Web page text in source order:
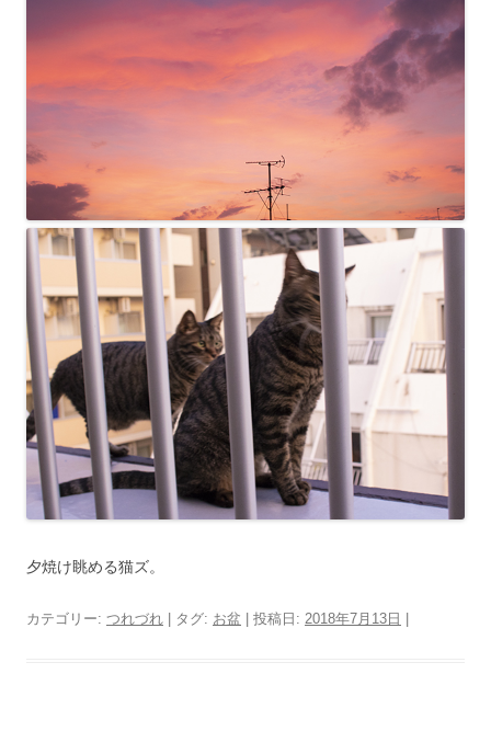
夕焼け眺める猫ズ。
カテゴリー: つれづれ | タグ: お盆 | 投稿日: 2018年7月13日